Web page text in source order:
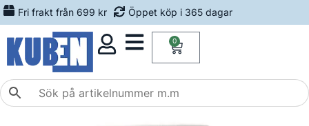
Fri frakt från 699 kr Öppet köp i 365 dagar
0